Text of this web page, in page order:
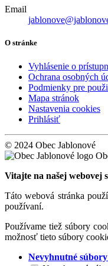
Email
O stránke
Vyhlásenie o
Ochrana osobných
Podmienky pre
Mapa stránok
Nastavenia cookies
Prihlásiť
© 2024 Obec Jablonové
Vitajte na našej webovej
Táto webová stránka
používaní.
Používame tiež súbory
možnosť tieto súbory
Nevyhnutné súbory